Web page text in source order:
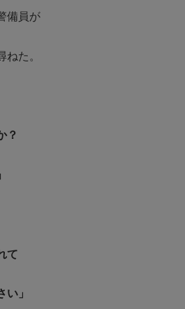
備員が
た。
？
て
い」